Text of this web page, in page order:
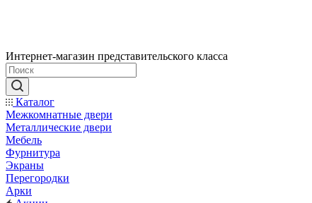
Интернет-магазин представительского класса
Каталог
Межкомнатные двери
Металлические двери
Мебель
Фурнитура
Экраны
Перегородки
Арки